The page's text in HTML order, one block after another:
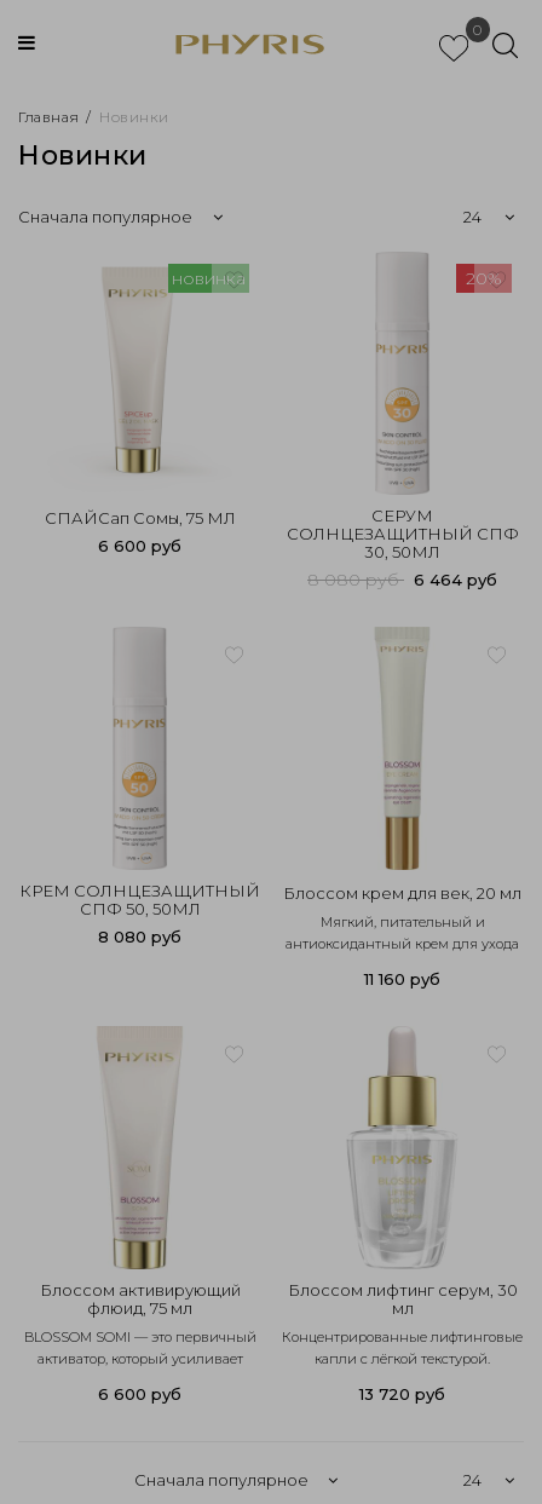
0
Главная / Новинки
Новинки
новинка
СПАЙСап Сомы, 75 МЛ
6 600 руб
20%
СЕРУМ
СОЛНЦЕЗАЩИТНЫЙ СПФ
30, 50МЛ
8 080 руб 6 464 руб
КРЕМ СОЛНЦЕЗАЩИТНЫЙ
СПФ 50, 50МЛ
8 080 руб
Блоссом крем для век, 20 мл
Мягкий, питательный и
антиоксидантный крем для ухода
признаки усталости, увлажняет...
11 160 руб
Блоссом активирующий
флюид, 75 мл
BLOSSOM SOMI — это первичный
активатор, который усиливает
Лёгкая, быстро впитывающаяся...
6 600 руб
Блоссом лифтинг серум, 30
мл
Концентрированные лифтинговые
капли с лёгкой текстурой.
улучшают её тон и делают
13 720 руб